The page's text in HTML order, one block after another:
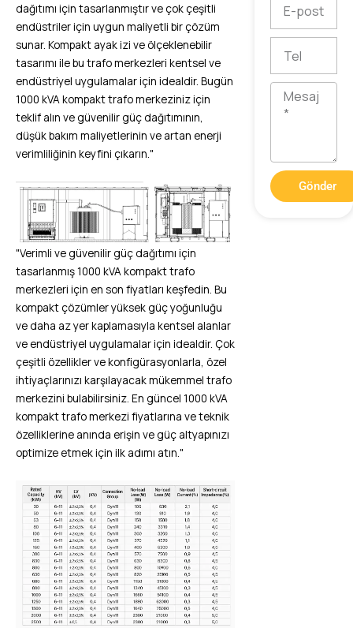
dağıtımı için tasarlanmıştır ve çok çeşitli
endüstriler için uygun maliyetli bir çözüm
sunar. Kompakt ayak izi ve ölçeklenebilir
tasarımı ile bu trafo merkezleri kentsel ve
endüstriyel uygulamalar için idealdir. Bugün
1000 kVA kompakt trafo merkeziniz için
teklif alın ve güvenilir güç dağıtımının,
düşük bakım maliyetlerinin ve artan enerji
verimliliğinin keyfini çıkarın."
"Verimli ve güvenilir güç dağıtımı için
tasarlanmış 1000 kVA kompakt trafo
merkezleri için en son fiyatları keşfedin. Bu
kompakt çözümler yüksek güç yoğunluğu
ve daha az yer kaplamasıyla kentsel alanlar
ve endüstriyel uygulamalar için idealdir. Çok
çeşitli özellikler ve konfigürasyonlarla, özel
ihtiyaçlarınızı karşılayacak mükemmel trafo
merkezini bulabilirsiniz. En güncel 1000 kVA
kompakt trafo merkezi fiyatlarına ve teknik
özelliklerine anında erişin ve güç altyapınızı
optimize etmek için ilk adımı atın."
posta
Mesaj
Gönder